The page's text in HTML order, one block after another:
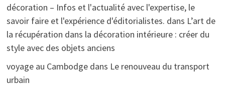
décoration – Infos et l'actualité avec l'expertise, le
savoir faire et l'expérience d'éditorialistes. dans L’art de
la récupération dans la décoration intérieure : créer du
style avec des objets anciens
voyage au Cambodgedans Le renouveau du transport
urbain